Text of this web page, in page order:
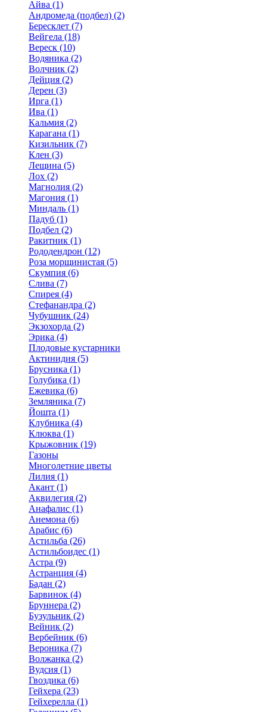
Айва (1)
Андромеда (подбел) (2)
Бересклет (7)
Вейгела (18)
Вереск (10)
Водяника (2)
Волчник (2)
Дейция (2)
Дерен (3)
Ирга (1)
Ива (1)
Кальмия (2)
Карагана (1)
Кизильник (7)
Клен (3)
Лещина (5)
Лох (2)
Магнолия (2)
Магония (1)
Миндаль (1)
Падуб (1)
Подбел (2)
Ракитник (1)
Рододендрон (12)
Роза морщинистая (5)
Скумпия (6)
Слива (7)
Спирея (4)
Стефанандра (2)
Чубушник (24)
Экзохорда (2)
Эрика (4)
Плодовые кустарники
Актинидия (5)
Брусника (1)
Голубика (1)
Ежевика (6)
Земляника (7)
Йошта (1)
Клубника (4)
Клюква (1)
Крыжовник (19)
Газоны
Многолетние цветы
Лилия (1)
Акант (1)
Аквилегия (2)
Анафалис (1)
Анемона (6)
Арабис (6)
Астильба (26)
Астильбоидес (1)
Астра (9)
Астранция (4)
Бадан (2)
Барвинок (4)
Бруннера (2)
Бузульник (2)
Вейник (2)
Вербейник (6)
Вероника (7)
Волжанка (2)
Вудсия (1)
Гвоздика (6)
Гейхера (23)
Гейхерелла (1)